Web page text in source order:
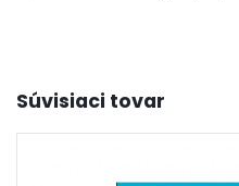
Súvisiaci tovar